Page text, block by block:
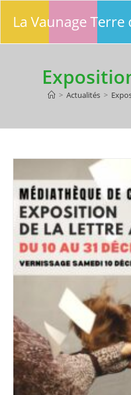
La Vaunage Terre
> Actualités >